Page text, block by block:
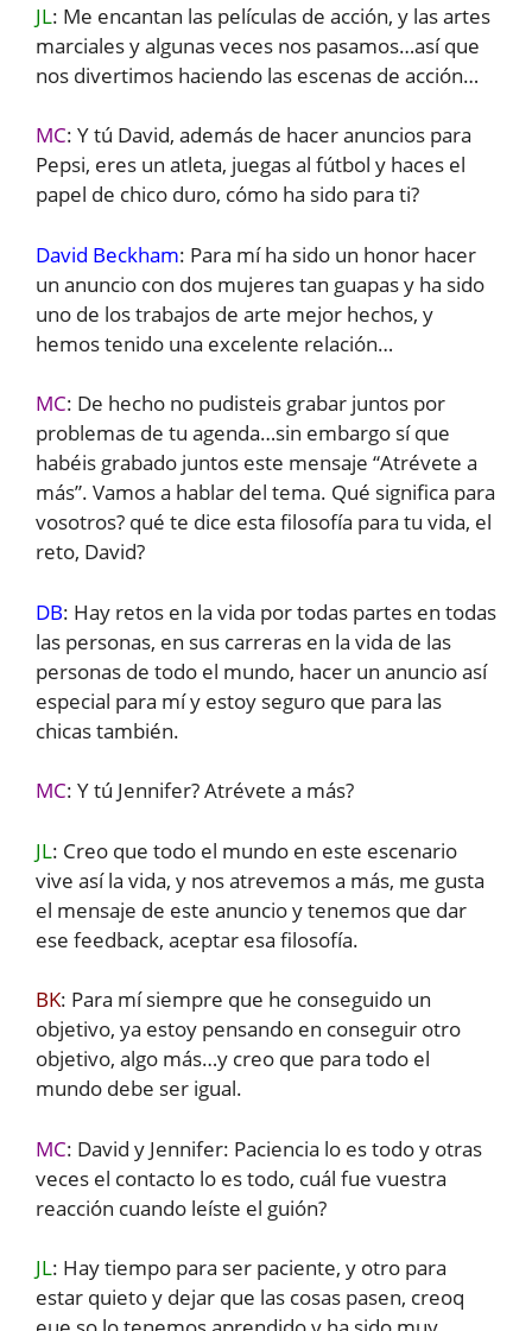
JL: Me encantan las películas de acción, y las artes
marciales y algunas veces nos pasamos…así que
nos divertimos haciendo las escenas de acción…
MC: Y tú David, además de hacer anuncios para
Pepsi, eres un atleta, juegas al fútbol y haces el
papel de chico duro, cómo ha sido para ti?
David Beckham: Para mí ha sido un honor hacer
un anuncio con dos mujeres tan guapas y ha sido
uno de los trabajos de arte mejor hechos, y
hemos tenido una excelente relación…
MC: De hecho no pudisteis grabar juntos por
problemas de tu agenda…sin embargo sí que
habéis grabado juntos este mensaje “Atrévete a
más”. Vamos a hablar del tema. Qué significa para
vosotros? qué te dice esta filosofía para tu vida, el
reto, David?
DB: Hay retos en la vida por todas partes en todas
las personas, en sus carreras en la vida de las
personas de todo el mundo, hacer un anuncio así
especial para mí y estoy seguro que para las
chicas también.
MC: Y tú Jennifer? Atrévete a más?
JL: Creo que todo el mundo en este escenario
vive así la vida, y nos atrevemos a más, me gusta
el mensaje de este anuncio y tenemos que dar
ese feedback, aceptar esa filosofía.
BK: Para mí siempre que he conseguido un
objetivo, ya estoy pensando en conseguir otro
objetivo, algo más…y creo que para todo el
mundo debe ser igual.
MC: David y Jennifer: Paciencia lo es todo y otras
veces el contacto lo es todo, cuál fue vuestra
reacción cuando leíste el guión?
JL: Hay tiempo para ser paciente, y otro para
estar quieto y dejar que las cosas pasen, creoq